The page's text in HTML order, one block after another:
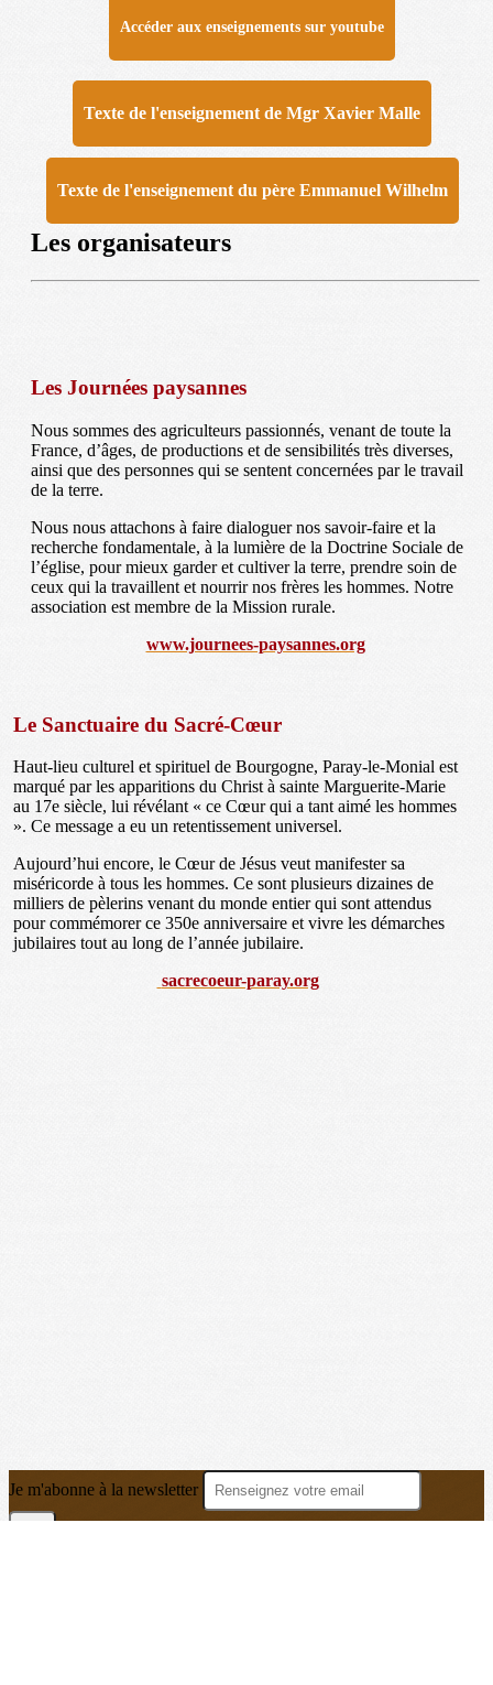
Accéder aux enseignements sur youtube
Texte de l'enseignement de Mgr Xavier Malle
Texte de l'enseignement du père Emmanuel Wilhelm
Les organisateurs
Les Journées paysannes
Nous sommes des agriculteurs passionnés, venant de toute la
France, d’âges, de productions et de sensibilités très diverses,
ainsi que des personnes qui se sentent concernées par le travail
de la terre.
Nous nous attachons à faire dialoguer nos savoir-faire et la
recherche fondamentale, à la lumière de la Doctrine Sociale de
l’église, pour mieux garder et cultiver la terre, prendre soin de
ceux qui la travaillent et nourrir nos frères les hommes. Notre
association est membre de la Mission rurale.
www.journees-paysannes.org
Le Sanctuaire du Sacré-Cœur
Haut-lieu culturel et spirituel de Bourgogne, Paray-le-Monial est
marqué par les apparitions du Christ à sainte Marguerite-Marie
au 17e siècle, lui révélant « ce Cœur qui a tant aimé les hommes
». Ce message a eu un retentissement universel.
Aujourd’hui encore, le Cœur de Jésus veut manifester sa
miséricorde à tous les hommes. Ce sont plusieurs dizaines de
milliers de pèlerins venant du monde entier qui sont attendus
pour commémorer ce 350e anniversaire et vivre les démarches
jubilaires tout au long de l’année jubilaire.
sacrecoeur-paray.org
Je m'abonne à la newsletter